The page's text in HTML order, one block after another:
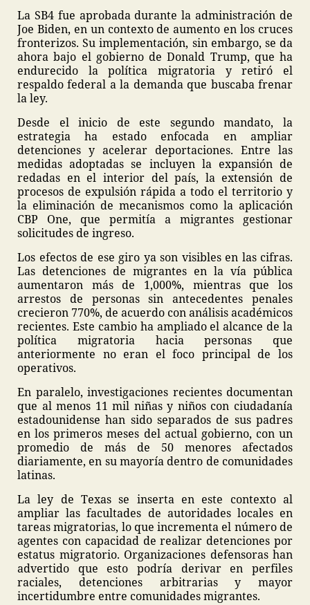
La SB4 fue aprobada durante la administración de
Joe Biden, en un contexto de aumento en los cruces
fronterizos. Su implementación, sin embargo, se da
ahora bajo el gobierno de Donald Trump, que ha
endurecido la política migratoria y retiró el
respaldo federal a la demanda que buscaba frenar
la ley.
Desde el inicio de este segundo mandato, la
estrategia ha estado enfocada en ampliar
detenciones y acelerar deportaciones. Entre las
medidas adoptadas se incluyen la expansión de
redadas en el interior del país, la extensión de
procesos de expulsión rápida a todo el territorio y
la eliminación de mecanismos como la aplicación
CBP One, que permitía a migrantes gestionar
solicitudes de ingreso.
Los efectos de ese giro ya son visibles en las cifras.
Las detenciones de migrantes en la vía pública
aumentaron más de 1,000%, mientras que los
arrestos de personas sin antecedentes penales
crecieron 770%, de acuerdo con análisis académicos
recientes. Este cambio ha ampliado el alcance de la
política migratoria hacia personas que
anteriormente no eran el foco principal de los
operativos.
En paralelo, investigaciones recientes documentan
que al menos 11 mil niñas y niños con ciudadanía
estadounidense han sido separados de sus padres
en los primeros meses del actual gobierno, con un
promedio de más de 50 menores afectados
diariamente, en su mayoría dentro de comunidades
latinas.
La ley de Texas se inserta en este contexto al
ampliar las facultades de autoridades locales en
tareas migratorias, lo que incrementa el número de
agentes con capacidad de realizar detenciones por
estatus migratorio. Organizaciones defensoras han
advertido que esto podría derivar en perfiles
raciales, detenciones arbitrarias y mayor
incertidumbre entre comunidades migrantes.